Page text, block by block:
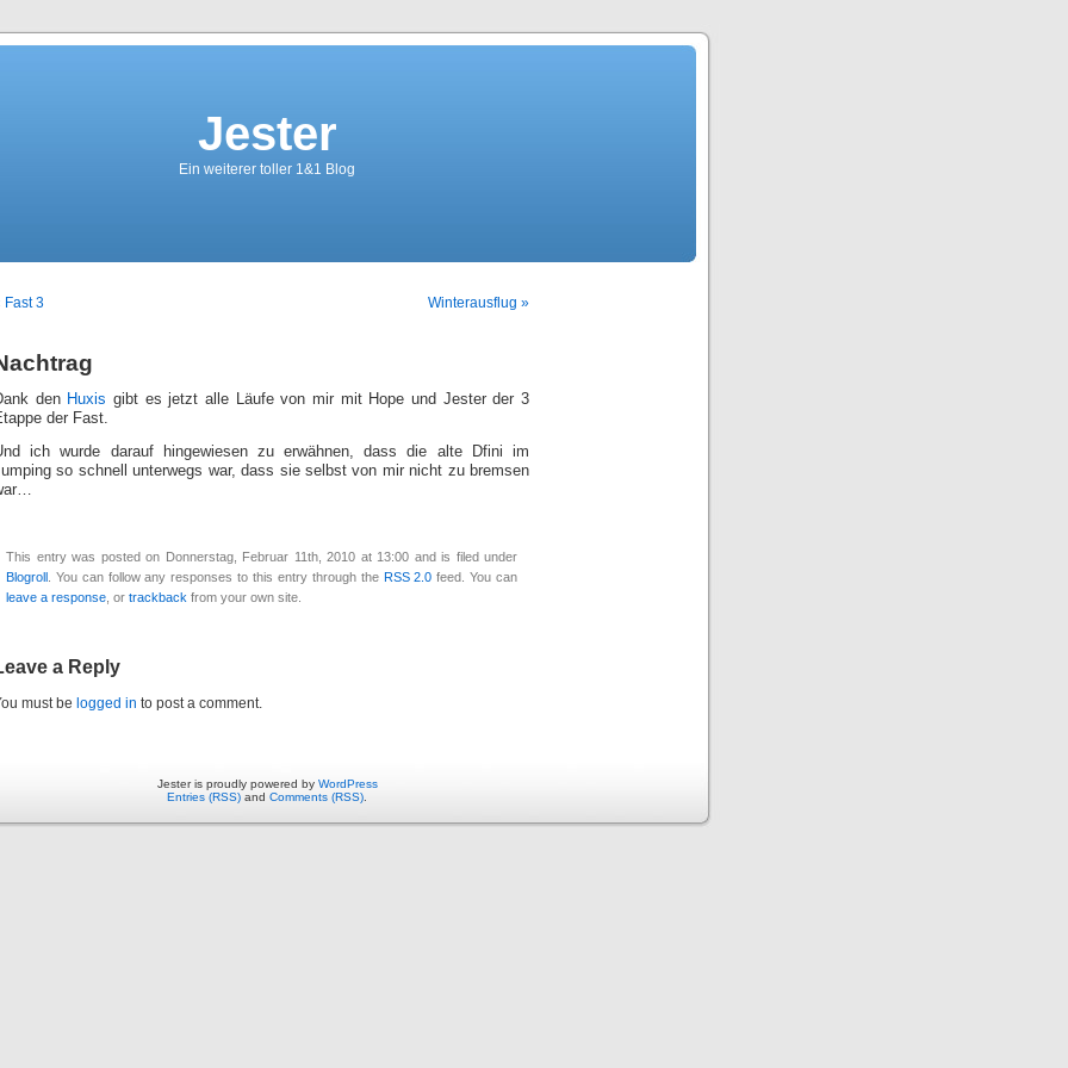
Jester
Ein weiterer toller 1&1 Blog
Fast 3 Winterausflug »
denHuxisgibt es jetzt alle Läufe von mir mit Hope und Jester der 3
der Fast.
ich wurde darauf hingewiesen zu erwähnen, dass die alte Dfini im
so schnell unterwegs war, dass sie selbst von mir nicht zu bremsen
This entry was posted on Donnerstag, Februar 11th, 2010 at 13:00 and is filed under
Blogroll . You can follow any responses to this entry through the RSS 2.0 feed. You can
leave a response , or trackback from your own site.
a Reply
must be logged in to post a comment.
Jester is proudly powered by WordPress
Entries (RSS) and Comments (RSS)